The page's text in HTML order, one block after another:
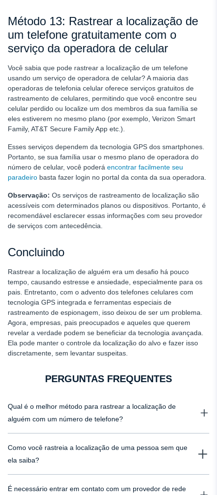
Método 13: Rastrear a localização de
um telefone gratuitamente com o
serviço da operadora de celular
Você sabia que pode rastrear a localização de um telefone
usando um serviço de operadora de celular? A maioria das
operadoras de telefonia celular oferece serviços gratuitos de
rastreamento de celulares, permitindo que você encontre seu
celular perdido ou localize um dos membros da sua família se
eles estiverem no mesmo plano (por exemplo, Verizon Smart
Family, AT&T Secure Family App etc.).
Esses serviços dependem da tecnologia GPS dos smartphones.
Portanto, se sua família usar o mesmo plano de operadora do
número de celular, você poderá encontrar facilmente seu
paradeiro basta fazer login no portal da conta da sua operadora.
Observação: Os serviços de rastreamento de localização são
acessíveis com determinados planos ou dispositivos. Portanto, é
recomendável esclarecer essas informações com seu provedor
de serviços com antecedência.
Concluindo
Rastrear a localização de alguém era um desafio há pouco
tempo, causando estresse e ansiedade, especialmente para os
pais. Entretanto, com o advento dos telefones celulares com
tecnologia GPS integrada e ferramentas especiais de
rastreamento de espionagem, isso deixou de ser um problema.
Agora, empresas, pais preocupados e aqueles que querem
revelar a verdade podem se beneficiar da tecnologia avançada.
Ela pode manter o controle da localização do alvo e fazer isso
discretamente, sem levantar suspeitas.
PERGUNTAS FREQUENTES
Qual é o melhor método para rastrear a localização de
alguém com um número de telefone?
necessidades pessoais de rastreamento. Você pode escolher entre
ferramentas de rastreamento de localização gratuitas e pagas. Se a pessoa-
Se quiser monitorar a localização do seu filho, basta escolher o Find My ou
Como você rastreia a localização de uma pessoa sem que
ela saiba?
rastrear a localização de uma pessoa sem que ela saiba. Aplicativos como o
É necessário entrar em contato com um provedor de rede